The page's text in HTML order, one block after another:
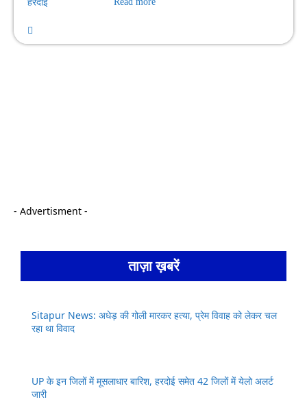
- Advertisment -
ताज़ा ख़बरें
Sitapur News: अधेड़ की गोली मारकर हत्या, प्रेम विवाह को लेकर चल
रहा था विवाद
UP के इन जिलों में मूसलाधार बारिश, हरदोई समेत 42 जिलों में येलो अलर्ट
जारी